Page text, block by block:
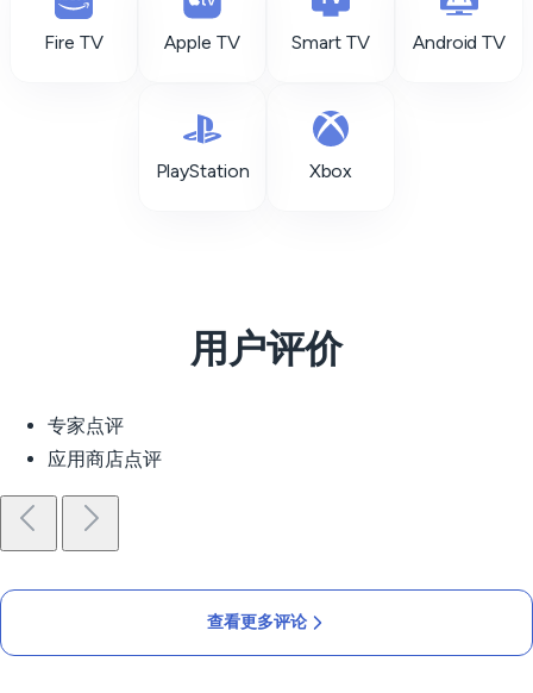
Fire TV Apple TV Smart TV Android TV
PlayStation Xbox
用户评价
专家点评
应用商店点评
查看更多评论